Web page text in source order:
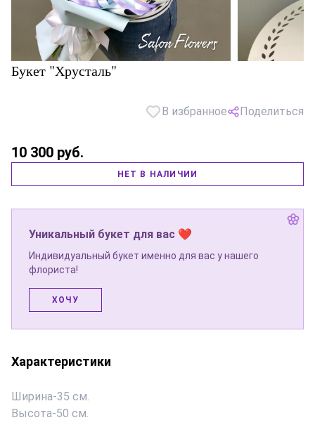
Букет "Хрусталь"
В избранное Поделиться
10 300 руб.
НЕТ В НАЛИЧИИ
Уникальный букет для вас ❤
Индивидуальный букет именно для вас у нашего
флориста!
ХОЧУ
Характеристики
Ширина-35 см.
Высота-50 см.